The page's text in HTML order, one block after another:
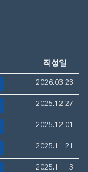
작성일
2026.03.23
2025.12.27
2025.12.01
2025.11.21
2025.11.13